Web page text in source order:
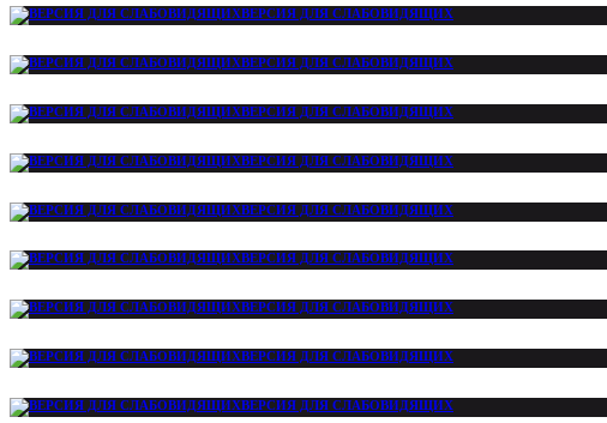
ВЕРСИЯ ДЛЯ СЛАБОВИДЯЩИХ
ВЕРСИЯ ДЛЯ СЛАБОВИДЯЩИХ
ВЕРСИЯ ДЛЯ СЛАБОВИДЯЩИХ
ВЕРСИЯ ДЛЯ СЛАБОВИДЯЩИХ
ВЕРСИЯ ДЛЯ СЛАБОВИДЯЩИХ
ВЕРСИЯ ДЛЯ СЛАБОВИДЯЩИХ
ВЕРСИЯ ДЛЯ СЛАБОВИДЯЩИХ
ВЕРСИЯ ДЛЯ СЛАБОВИДЯЩИХ
ВЕРСИЯ ДЛЯ СЛАБОВИДЯЩИХ